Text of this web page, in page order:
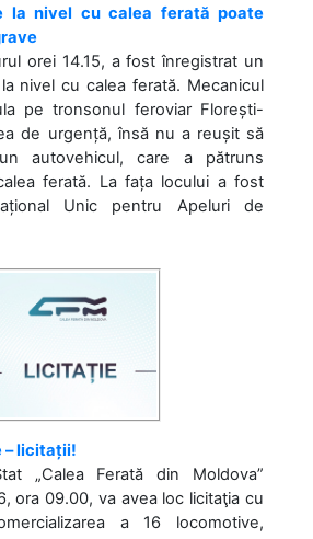
la nivel cu calea ferată poate
orei 14.15, a fost înregistrat un
nivel cu calea ferată. Mecanicul
pe tronsonul feroviar Florești-
de urgență, însă nu a reușit să
autovehicul, care a pătruns
ferată. La fața locului a fost
Unic pentru Apeluri de
– licitații!
„Calea Ferată din Moldova”
ora 09.00, va avea loc licitaţia cu
a 16 locomotive,